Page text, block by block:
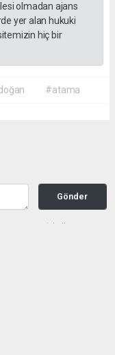
olmadan ajans
yer alan hukuki
hiç bir
#atama
Gönder
ve gazetehalk.com